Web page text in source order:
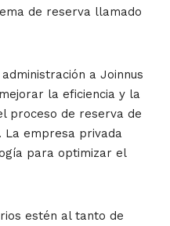
de reserva llamado
a Joinnus
la eficiencia y la
proceso de reserva de
La empresa privada
para optimizar el
estén al tanto de